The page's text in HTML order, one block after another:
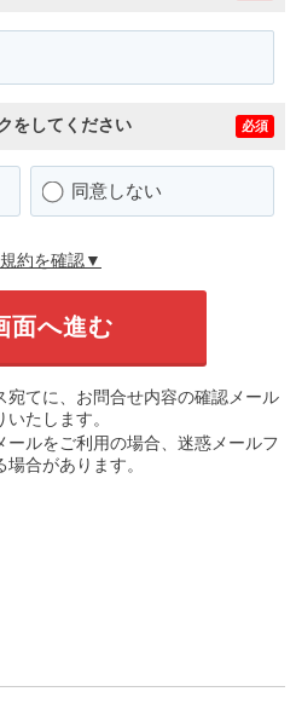
をしてください 必須
同意しない
約を確認▼
てに、お問合せ内容の確認メール
いたします。
ルをご利用の場合、迷惑メールフ
場合があります。